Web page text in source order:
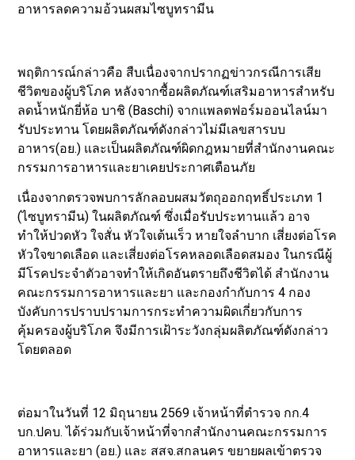
อาหารลดความอ้วนผสมไซบูทรามีน
พฤติการณ์กล่าวคือ สืบเนื่องจากปรากฏข่าวกรณีการเสีย
ชีวิตของผู้บริโภค หลังจากซื้อผลิตภัณฑ์เสริมอาหารสำหรับ
ลดน้ำหนักยี่ห้อ บาชิ (Baschi) จากแพลตฟอร์มออนไลน์มา
รับประทาน โดยผลิตภัณฑ์ดังกล่าวไม่มีเลขสารบบ
อาหาร(อย.) และเป็นผลิตภัณฑ์ผิดกฎหมายที่สำนักงานคณะ
กรรมการอาหารและยาเคยประกาศเตือนภัย
เนื่องจากตรวจพบการลักลอบผสมวัตถุออกฤทธิ์ประเภท 1
(ไซบูทรามีน) ในผลิตภัณฑ์ ซึ่งเมื่อรับประทานแล้ว อาจ
ทำให้ปวดหัว ใจสั่น หัวใจเต้นเร็ว หายใจลำบาก เสี่ยงต่อโรค
หัวใจขาดเลือด และเสี่ยงต่อโรคหลอดเลือดสมอง ในกรณีผู้
มีโรคประจำตัวอาจทำให้เกิดอันตรายถึงชีวิตได้ สำนักงาน
คณะกรรมการอาหารและยา และกองกำกับการ 4 กอง
บังคับการปราบปรามการกระทำความผิดเกี่ยวกับการ
คุ้มครองผู้บริโภค จึงมีการเฝ้าระวังกลุ่มผลิตภัณฑ์ดังกล่าว
โดยตลอด
ต่อมาในวันที่ 12 มิถุนายน 2569 เจ้าหน้าที่ตำรวจ กก.4
บก.ปคบ. ได้ร่วมกับเจ้าหน้าที่จากสำนักงานคณะกรรมการ
อาหารและยา (อย.) และ สสจ.สกลนคร ขยายผลเข้าตรวจ